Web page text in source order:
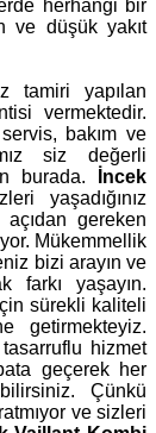
herhangi bir
ve düşük yakıt
tamiri yapılan
vermektedir.
bakım ve
siz değerli
burada.
İncek
yaşadığınız
gereken
Mükemmellik
bizi arayın ve
farkı yaşayın.
sürekli kaliteli
getirmekteyiz.
hizmet
geçerek her
Çünkü
ve sizleri